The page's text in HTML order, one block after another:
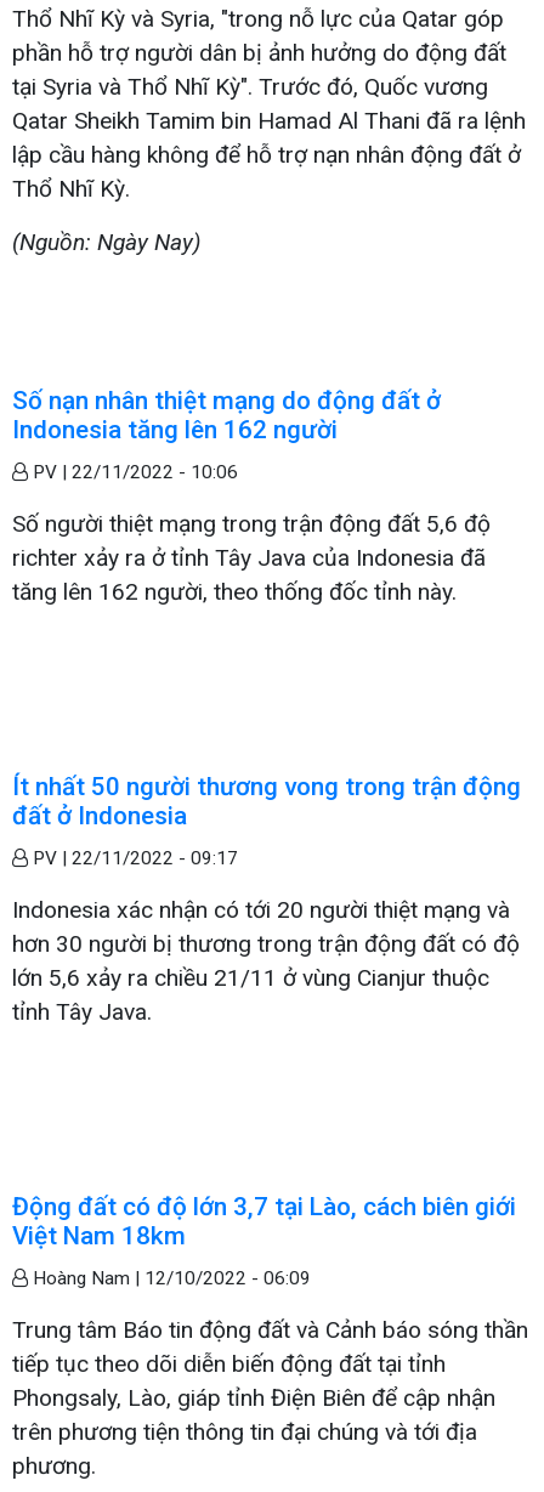
Thổ Nhĩ Kỳ và Syria, "trong nỗ lực của Qatar góp
phần hỗ trợ người dân bị ảnh hưởng do động đất
tại Syria và Thổ Nhĩ Kỳ". Trước đó, Quốc vương
Qatar Sheikh Tamim bin Hamad Al Thani đã ra lệnh
lập cầu hàng không để hỗ trợ nạn nhân động đất ở
Thổ Nhĩ Kỳ.
(Nguồn: Ngày Nay)
Số nạn nhân thiệt mạng do động đất ở
Indonesia tăng lên 162 người
PV | 22/11/2022 - 10:06
Số người thiệt mạng trong trận động đất 5,6 độ
richter xảy ra ở tỉnh Tây Java của Indonesia đã
tăng lên 162 người, theo thống đốc tỉnh này.
Ít nhất 50 người thương vong trong trận động
đất ở Indonesia
PV | 22/11/2022 - 09:17
Indonesia xác nhận có tới 20 người thiệt mạng và
hơn 30 người bị thương trong trận động đất có độ
lớn 5,6 xảy ra chiều 21/11 ở vùng Cianjur thuộc
tỉnh Tây Java.
Động đất có độ lớn 3,7 tại Lào, cách biên giới
Việt Nam 18km
Hoàng Nam | 12/10/2022 - 06:09
Trung tâm Báo tin động đất và Cảnh báo sóng thần
tiếp tục theo dõi diễn biến động đất tại tỉnh
Phongsaly, Lào, giáp tỉnh Điện Biên để cập nhận
trên phương tiện thông tin đại chúng và tới địa
phương.